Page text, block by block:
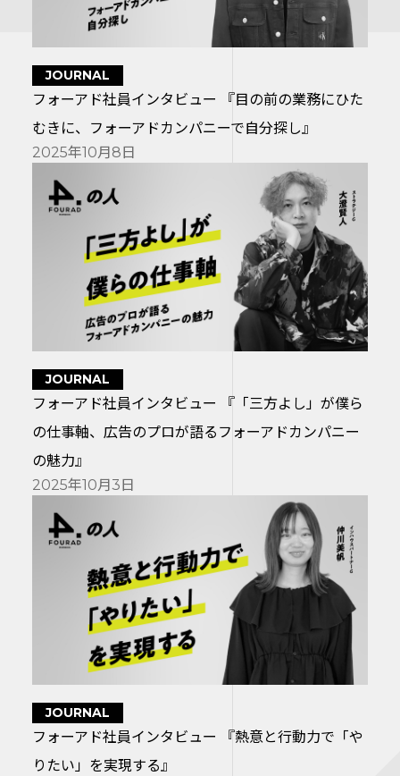
JOURNAL
フォーアド社員インタビュー 『目の前の業務にひた
むきに、フォーアドカンパニーで自分探し』
2025年10月8日
JOURNAL
フォーアド社員インタビュー 『「三方よし」が僕ら
の仕事軸、広告のプロが語るフォーアドカンパニー
の魅力』
2025年10月3日
JOURNAL
フォーアド社員インタビュー 『熱意と行動力で「や
りたい」を実現する』